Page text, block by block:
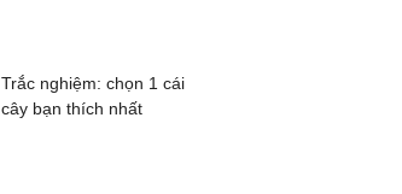
Trắc nghiệm: chọn 1 cái
cây bạn thích nhất